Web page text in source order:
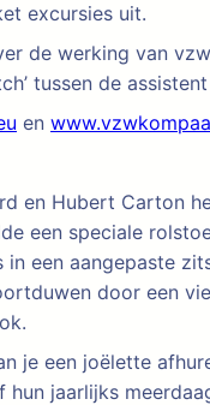
excursies uit.
de werking van
tussen de
en
en Hubert Carton
een speciale
een aangepaste
door een
je een joëlette
jaarlijks